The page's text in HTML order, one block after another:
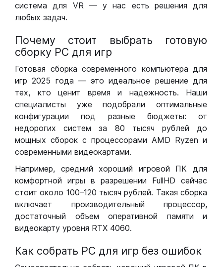
система для VR — у нас есть решения для
любых задач.
Почему стоит выбрать готовую
сборку РС для игр
Готовая сборка современного компьютера для
игр 2025 года — это идеальное решение для
тех, кто ценит время и надежность. Наши
специалисты уже подобрали оптимальные
конфигурации под разные бюджеты: от
недорогих систем за 80 тысяч рублей до
мощных сборок с процессорами AMD Ryzen и
современными видеокартами.
Например, средний хороший игровой ПК для
комфортной игры в разрешении FullHD сейчас
стоит около 100–120 тысяч рублей. Такая сборка
включает производительный процессор,
достаточный объем оперативной памяти и
видеокарту уровня RTX 4060.
Как собрать РС для игр без ошибок